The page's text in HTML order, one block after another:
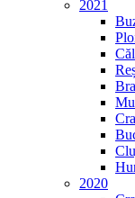
2021
2020